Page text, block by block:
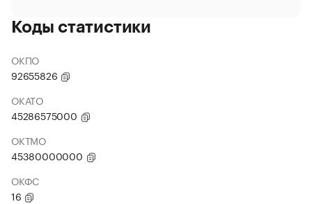
Коды статистики
ОКПО
92655826
ОКАТО
45286575000
ОКТМО
45380000000
ОКФС
16